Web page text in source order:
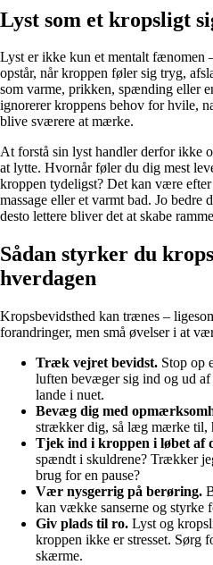
Lyst som et kropsligt
Lyst er ikke kun et mentalt fænomen
opstår, når kroppen føler sig tryg,
som varme, prikken, spænding eller
ignorerer kroppens behov for hvile,
blive sværere at mærke.
At forstå sin lyst handler derfor ikke
at lytte. Hvornår føler du dig mest
kroppen tydeligst? Det kan være
massage eller et varmt bad. Jo bedre
desto lettere bliver det at skabe
Sådan styrker du
hverdagen
Kropsbevidsthed kan trænes –
forandringer, men små øvelser i at
Træk vejret bevidst. Stop op
luften bevæger sig ind og ud
lande i nuet.
Bevæg dig med
strækker dig, så læg mærke til,
Tjek ind i kroppen i løbet af
spændt i skuldrene? Trækker
brug for en pause?
Vær nysgerrig på berøring.
kan vække sanserne og styrke
Giv plads til ro. Lyst og
kroppen ikke er stresset. Sørg
skærme.